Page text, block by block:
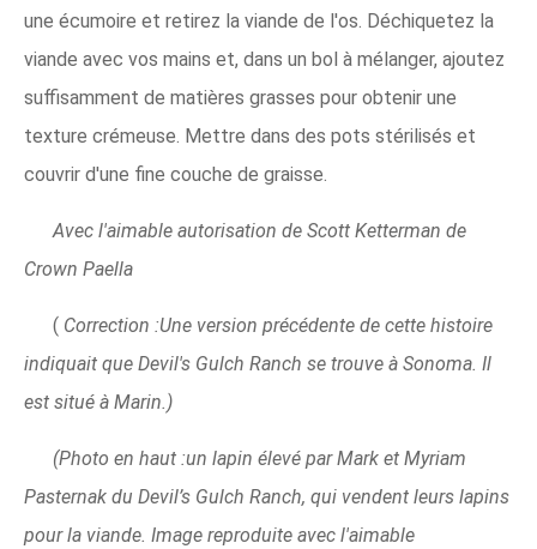
une écumoire et retirez la viande de l'os. Déchiquetez la
viande avec vos mains et, dans un bol à mélanger, ajoutez
suffisamment de matières grasses pour obtenir une
texture crémeuse. Mettre dans des pots stérilisés et
couvrir d'une fine couche de graisse.
Avec l'aimable autorisation de Scott Ketterman de
Crown Paella
( Correction :Une version précédente de cette histoire
indiquait que Devil's Gulch Ranch se trouve à Sonoma. Il
est situé à Marin.)
(Photo en haut :un lapin élevé par Mark et Myriam
Pasternak du Devil’s Gulch Ranch, qui vendent leurs lapins
pour la viande. Image reproduite avec l'aimable